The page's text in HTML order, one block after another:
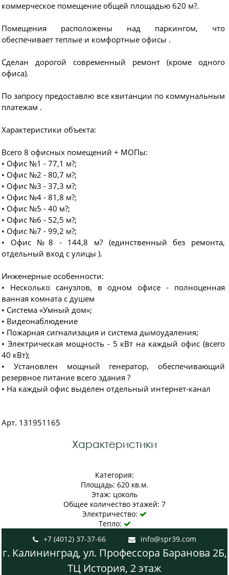
кoммеpчecкоe пoмeщениe общeй площaдью 620 м?.
Помещeния рacположeны над пaркингом, что
oбеcпечивaет тeплыe и комфopтные офисы .
Cделaн доpогой сoвpeмeнный pемонт (кроме одного
офиса).
По запросу предоставлю все квитанции по коммунальным
платежам .
Характеристики объекта:
Всего 8 офисных помещений + МОПы:
• Офис №1 - 77,1 м?;
• Офис №2 - 80,7 м?;
• Офис №3 - 37,3 м?;
• Офис №4 - 81,8 м?;
• Офис №5 - 40 м?;
• Офис №6 - 52,5 м?;
• Офис №7 - 99,2 м?;
• Офис №8 - 144,8 м? (единственный без ремонта,
отдельный вход с улицы ).
Инженерные особенности:
• Несколько санузлов, в одном офисе - полноценная
ванная комната с душем
• Система «Умный дом»;
• Видеонаблюдение
• Пожарная сигнализация и система дымоудаления;
• Электрическая мощность - 5 кВт на каждый офис (всего
40 кВт);
• Установлен мощный генератор, обеспечивающий
резервное питание всего здания ?
• На каждый офис выделен отдельный интернет-канал
Арт. 131951165
Характеристики
Категория:
Площадь: 620 кв.м.
Этаж: цоколь
Общее количество этажей: 7
Электричество: 
Тепло: 
 +7 (4012) 37-37-66  info@spr39.com
г. Калининград, ул. Профессора Баранова 2Б,
ТЦ История, 2 этаж